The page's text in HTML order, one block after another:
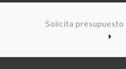
Solicita presupuesto